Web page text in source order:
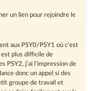
un lien pour rejoindre le
aux PSY0/PSY1 où c'est
plus difficile de
PSY2, j'ai l'impression de
donc un appel si des
groupe de travail et